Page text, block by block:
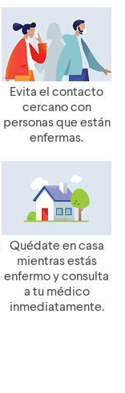
Evita el contacto
cercano con
personas que están
enfermas.
Quédate en casa
mientras estás
enfermo y consulta
a tu médico
inmediatamente.